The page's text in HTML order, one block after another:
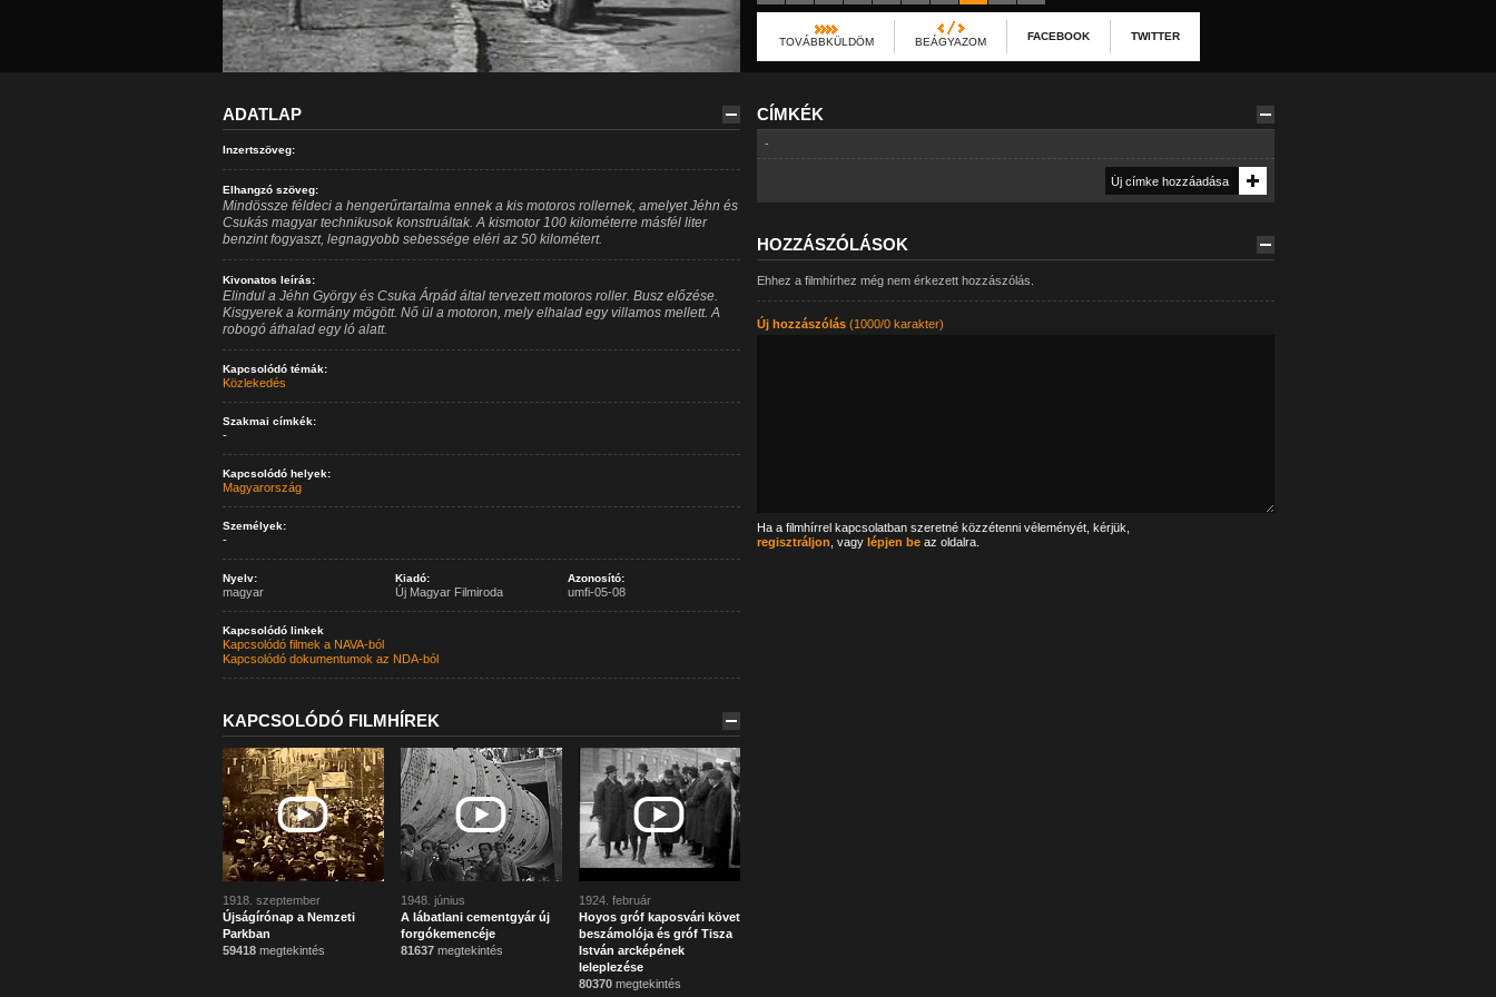
TOVÁBBKÜLDÖM BEÁGYAZOM FACEBOOK TWITTER
ADATLAP
Inzertszöveg:
Elhangzó szöveg:
Mindössze féldeci a hengerűrtartalma ennek a kis motoros rollernek, amelyet Jéhn és
Csukás magyar technikusok konstruáltak. A kismotor 100 kilométerre másfél liter
benzint fogyaszt, legnagyobb sebessége eléri az 50 kilométert.
Kivonatos leírás:
Elindul a Jéhn György és Csuka Árpád által tervezett motoros roller. Busz előzése.
Kisgyerek a kormány mögött. Nő ül a motoron, mely elhalad egy villamos mellett. A
robogó áthalad egy ló alatt.
Kapcsolódó témák:
Közlekedés
Szakmai címkék:
-
Kapcsolódó helyek:
Magyarország
Személyek:
-
Nyelv:
magyar
Kiadó:
Új Magyar Filmiroda
Azonosító:
umfi-05-08
Kapcsolódó linkek
Kapcsolódó filmek a NAVA-ból
Kapcsolódó dokumentumok az NDA-ból
KAPCSOLÓDÓ FILMHÍREK
1918. szeptember
Újságírónap a Nemzeti
Parkban
59418megtekintés
1948. június
A lábatlani cementgyár új
forgókemencéje
81637megtekintés
1924. február
Hoyos gróf kaposvári követ
beszámolója és gróf Tisza
István arcképének
leleplezése
80370megtekintés
CÍMKÉK
-
HOZZÁSZÓLÁSOK
Ehhez a filmhírhez még nem érkezett hozzászólás.
Új hozzászólás(1000/0 karakter)
Ha a filmhírrel kapcsolatban szeretné közzétenni véleményét, kérjük,
regisztráljon , vagy lépjen beaz oldalra.